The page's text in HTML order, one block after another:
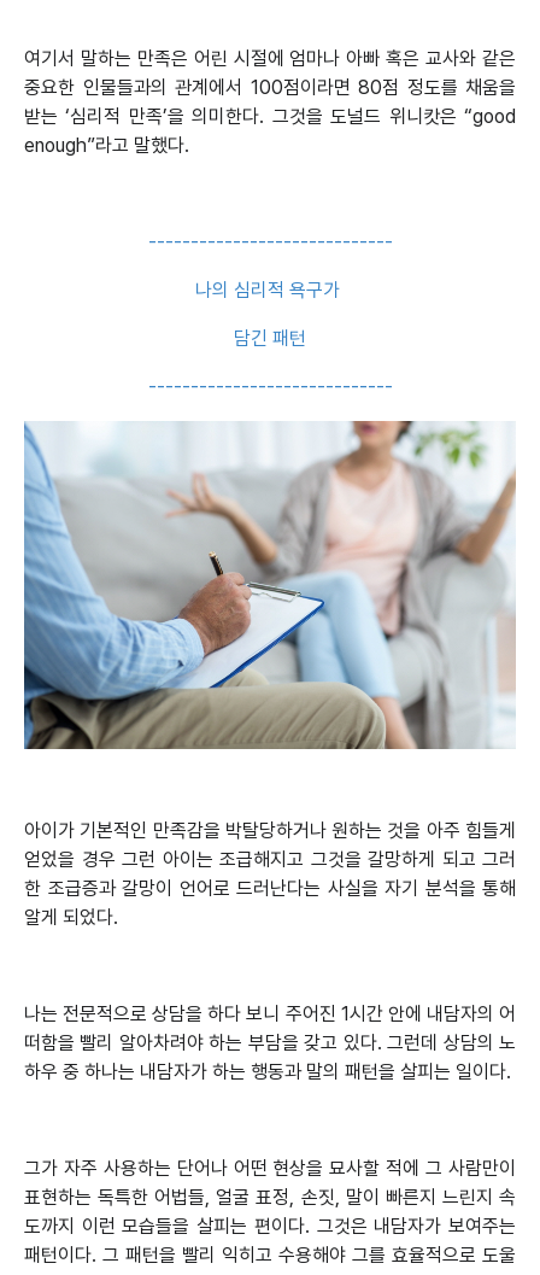
여기서 말하는 만족은 어린 시절에 엄마나 아빠 혹은 교사와 같은
중요한 인물들과의 관계에서 100점이라면 80점 정도를 채움을
받는 ‘심리적 만족’을 의미한다. 그것을 도널드 위니캇은 “good
enough”라고 말했다.
-----------------------------
나의 심리적 욕구가
담긴 패턴
-----------------------------
아이가 기본적인 만족감을 박탈당하거나 원하는 것을 아주 힘들게
얻었을 경우 그런 아이는 조급해지고 그것을 갈망하게 되고 그러
한 조급증과 갈망이 언어로 드러난다는 사실을 자기 분석을 통해
알게 되었다.
나는 전문적으로 상담을 하다 보니 주어진 1시간 안에 내담자의 어
떠함을 빨리 알아차려야 하는 부담을 갖고 있다. 그런데 상담의 노
하우 중 하나는 내담자가 하는 행동과 말의 패턴을 살피는 일이다.
그가 자주 사용하는 단어나 어떤 현상을 묘사할 적에 그 사람만이
표현하는 독특한 어법들, 얼굴 표정, 손짓, 말이 빠른지 느린지 속
도까지 이런 모습들을 살피는 편이다. 그것은 내담자가 보여주는
패턴이다. 그 패턴을 빨리 익히고 수용해야 그를 효율적으로 도울